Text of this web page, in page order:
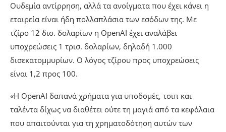
Ουδεμία αντίρρηση, αλλά τα ανοίγματα που έχει κάνει η
εταιρεία είναι ήδη πολλαπλάσια των εσόδων της. Με
τζίρο 12 δισ. δολαρίων η OpenAI έχει αναλάβει
υποχρεώσεις 1 τρισ. δολαρίων, δηλαδή 1.000
δισεκατομμυρίων. Ο λόγος τζίρου προς υποχρεώσεις
είναι 1,2 προς 100.
«Η OpenAI δαπανά χρήματα για υποδομές, τσιπ και
ταλέντα δίχως να διαθέτει ούτε τη μαγιά από τα κεφάλαια
που απαιτούνται για τη χρηματοδότηση αυτών των